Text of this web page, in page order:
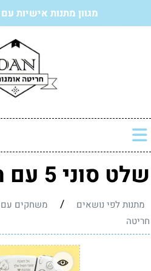
מגוון מתנות אישיות
שלט סוני 5 עם חריטה
מתנות לפי נושאים / משחקים עם
חריטה